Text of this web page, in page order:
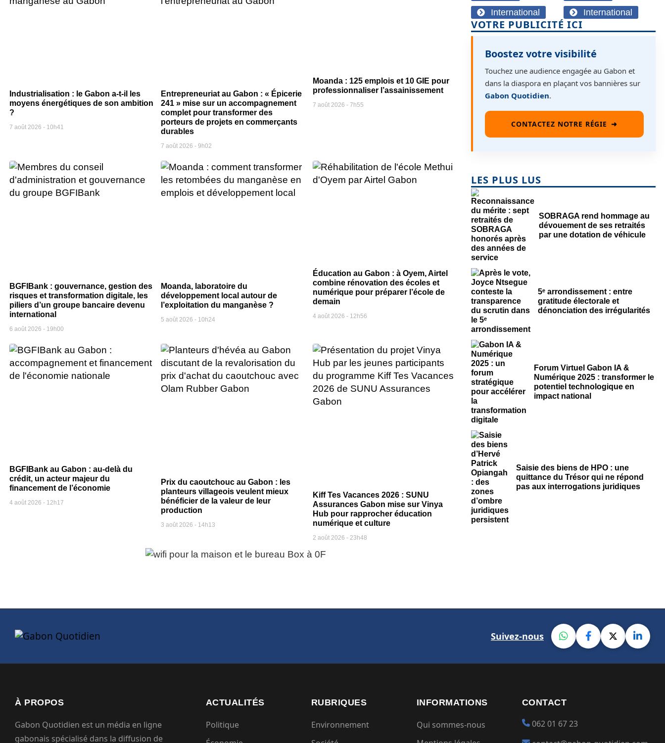
Industrialisation : le Gabon a-t-il les
moyens énergétiques de son ambition
?
7 août 2026 10h41
Entrepreneuriat au Gabon : « Épicerie
241 » mise sur un accompagnement
complet pour transformer des
porteurs de projets en commerçants
durables
7 août 2026 9h02
Moanda : 125 emplois et 10 GIE pour
professionnaliser l’assainissement
7 août 2026 7h55
BGFIBank : gouvernance, gestion des
risques et transformation digitale, les
piliers d’un groupe bancaire devenu
international
6 août 2026 19h00
Moanda, laboratoire du
développement local autour de
l’exploitation du manganèse ?
5 août 2026 10h24
Éducation au Gabon : à Oyem, Airtel
combine rénovation des écoles et
numérique pour préparer l’école de
demain
4 août 2026 12h56
BGFIBank au Gabon : au-delà du
crédit, un acteur majeur du
financement de l’économie
4 août 2026 12h17
Prix du caoutchouc au Gabon : les
planteurs villageois veulent mieux
bénéficier de la valeur de leur
production
3 août 2026 14h13
Kiff Tes Vacances 2026 : SUNU
Assurances Gabon mise sur Vinya
Hub pour rapprocher éducation
numérique et culture
2 août 2026 23h48
International
International
VOTRE PUBLICITÉ ICI
Boostez votre visibilité
Touchez une audience engagée au Gabon et
dans la diaspora en plaçant vos bannières sur
Gabon Quotidien.
CONTACTEZ NOTRE RÉGIE ➜
LES PLUS LUS
SOBRAGA rend hommage au
dévouement de ses retraités
par une dotation de véhicule
5ᵉ arrondissement : entre
gratitude électorale et
dénonciation des irrégularités
Forum Virtuel Gabon IA &
Numérique 2025 : transformer le
potentiel technologique en
impact national
Saisie des biens de HPO : une
quittance du Trésor qui ne répond
pas aux interrogations juridiques
Suivez-nous
À PROPOS
Gabon Quotidien est un média en ligne
gabonais spécialisé dans la diffusion de
ACTUALITÉS
Politique
RUBRIQUES
Environnement
INFORMATIONS
Qui sommes-nous
CONTACT
062 01 67 23